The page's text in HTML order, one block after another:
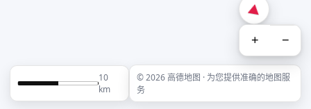
+ −
10
km
© 2026 高德地图 · 为您提供准确的地图服
务